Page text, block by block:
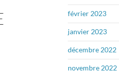
février 2023
janvier 2023
décembre 2022
novembre 2022